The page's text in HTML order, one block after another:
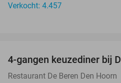
Verkocht: 4.457
4-gangen keuzediner bij
Restaurant De Beren Den Hoorn